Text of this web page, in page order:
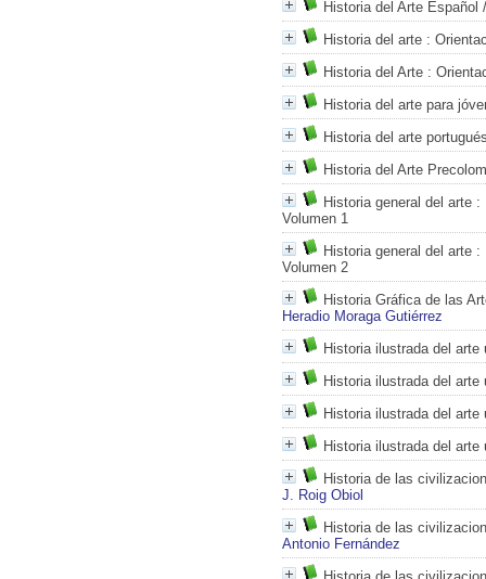
Historia del Arte Español
Historia del arte :
Historia del Arte :
Historia del arte para
Historia del arte
Historia del Arte
Historia general del arte :
Volumen 1
Historia general del arte :
Volumen 2
Historia Gráfica de las
Heradio Moraga Gutiérrez
Historia ilustrada del
Historia ilustrada del arte
Historia ilustrada del
Historia ilustrada del
Historia de las
J. Roig Obiol
Historia de las
Antonio Fernández